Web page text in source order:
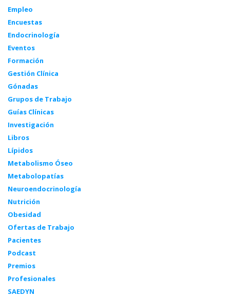
Empleo
Encuestas
Endocrinología
Eventos
Formación
Gestión Clínica
Gónadas
Grupos de Trabajo
Guías Clínicas
Investigación
Libros
Lípidos
Metabolismo Óseo
Metabolopatías
Neuroendocrinología
Nutrición
Obesidad
Ofertas de Trabajo
Pacientes
Podcast
Premios
Profesionales
SAEDYN